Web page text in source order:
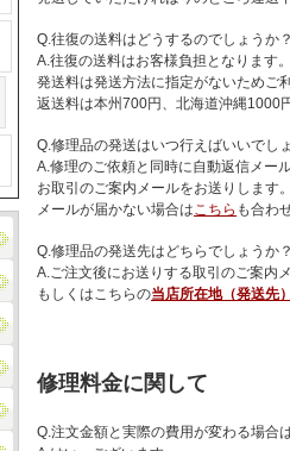
Q.往復の送料はどうするのでしょうか
A.往復の送料はお客様負担となります
発送料は発送方法に指定がないためご
返送料は本州700円、北海道沖縄1000
Q.修理品の発送はいつ行えばいいでし
A.修理のご依頼と同時に自動返信メー
お取引のご案内メールをお送りします
メールが届かない場合はこちら も合わ
Q.修理品の発送先はどちらでしょうか
A.ご注文後にお送りする取引のご案内
もしくはこちらの当店所在地（発送先
修理料金に関して
Q.注文金額と実際の費用が変わる場合